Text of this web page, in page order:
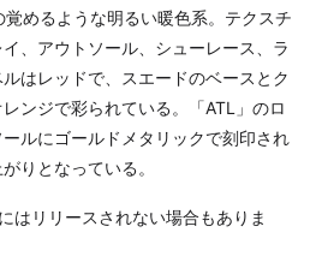
めるような明るい暖色系。テクスチ
、アウトソール、シューレース、ラ
はレッドで、スエードのベースとク
ンジで彩られている。「ATL」のロ
ルにゴールドメタリックで刻印され
りとなっている。
はリリースされない場合もありま